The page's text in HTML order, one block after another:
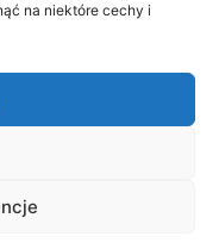
na niektóre cechy i